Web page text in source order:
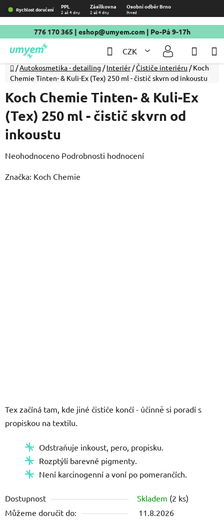
Přejít
na
obsah
Rychlost doručení PPL Zásilkovna Osobní odběr Brno
2 až 4 dny 2 až 4 dny Ihned
776 170 365 | eshop@umyem.com| Po-Pá 9-17h
CZK
Hledat
Domů
/Autokosmetika - detailing / Interiér /Čističe interiéru / Koch
Chemie Tinten- & Kuli-Ex (Tex) 250 ml - čistič skvrn od inkoustu
Tex začíná tam, kde jiné čističe končí - účinně si poradí s
propiskou na textilu.
Odstraňuje inkoust, pero, propisku.
Rozptýlí barevné pigmenty.
Není karcinogenní a voní po pomerančích.
Dostupnost Skladem (2 ks)
Můžeme doručit do:
11.8.2026
Koch Chemie Tinten- & Kuli-Ex
(Tex) 250 ml - čistič skvrn od
inkoustu
Průměrné
produktu
Neohodnoceno Podrobnosti hodnocení
Značka: Koch Chemie